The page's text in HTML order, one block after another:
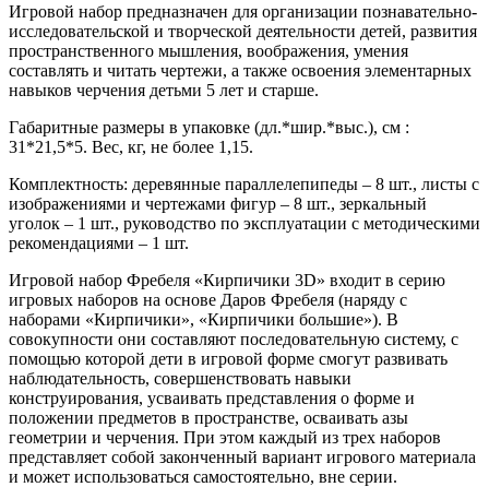
Игровой набор предназначен для организации познавательно-
исследовательской и творческой деятельности детей, развития
пространственного мышления, воображения, умения
составлять и читать чертежи, а также освоения элементарных
навыков черчения детьми 5 лет и старше.
Габаритные размеры в упаковке (дл.*шир.*выс.), см :
31*21,5*5. Вес, кг, не более 1,15.
Комплектность: деревянные параллелепипеды – 8 шт., листы с
изображениями и чертежами фигур – 8 шт., зеркальный
уголок – 1 шт., руководство по эксплуатации с методическими
рекомендациями – 1 шт.
Игровой набор Фребеля «Кирпичики 3D» входит в серию
игровых наборов на основе Даров Фребеля (наряду с
наборами «Кирпичики», «Кирпичики большие»). В
совокупности они составляют последовательную систему, с
помощью которой дети в игровой форме смогут развивать
наблюдательность, совершенствовать навыки
конструирования, усваивать представления о форме и
положении предметов в пространстве, осваивать азы
геометрии и черчения. При этом каждый из трех наборов
представляет собой законченный вариант игрового материала
и может использоваться самостоятельно, вне серии.​